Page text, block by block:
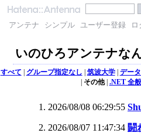
アンテナ シンプル ユーザー登録 ロ
いのひろアンテナな
すべて | グループ指定なし | 筑波大学| デー
| その他| .NET 全般
2026/08/08 06:29:55
2026/08/07 11:47:34 闘